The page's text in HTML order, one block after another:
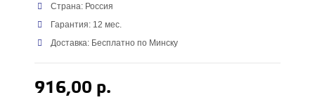
Страна: Россия
Гарантия: 12 мес.
Доставка: Бесплатно по Минску
916,00 р.